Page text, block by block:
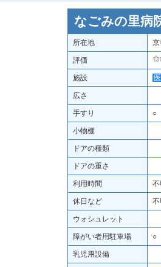
なごみの里病
所在地
評価
施設 医
広さ
手すり ○
小物棚
ドアの種類
ドアの重さ
利用時間 不
休日など
ウォシュレット
障がい者用駐車場 ○
乳児用設備